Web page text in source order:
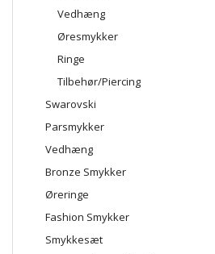
Vedhæng
Øresmykker
Ringe
Tilbehør/Piercing
Swarovski
Parsmykker
Vedhæng
Bronze Smykker
Øreringe
Fashion Smykker
Smykkesæt